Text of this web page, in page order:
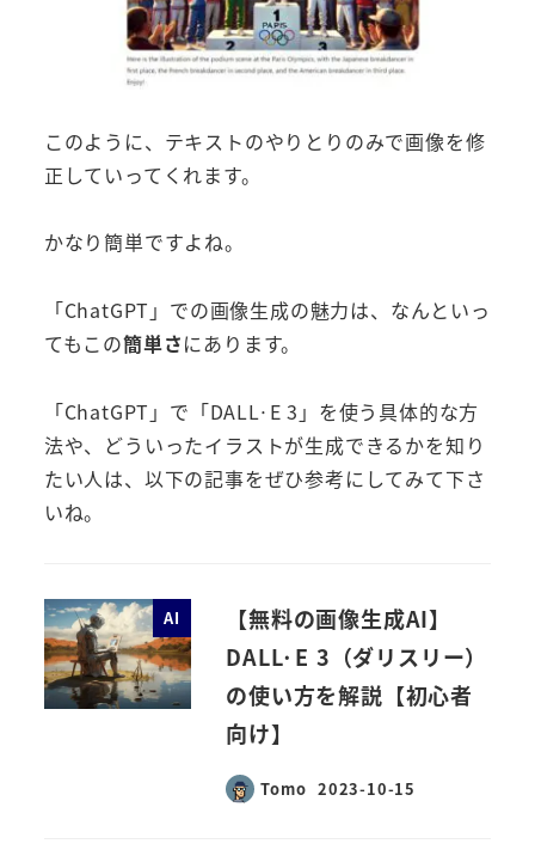
このように、テキストのやりとりのみで画像を修
正していってくれます。
かなり簡単ですよね。
「ChatGPT」での画像生成の魅力は、なんといっ
てもこの簡単さにあります。
「ChatGPT」で「DALL·E 3」を使う具体的な方
法や、どういったイラストが生成できるかを知り
たい人は、以下の記事をぜひ参考にしてみて下さ
いね。
AI
【無料の画像生成AI】
DALL·E 3（ダリスリー）
の使い方を解説【初心者
向け】
Tomo
投稿日
2023-10-15